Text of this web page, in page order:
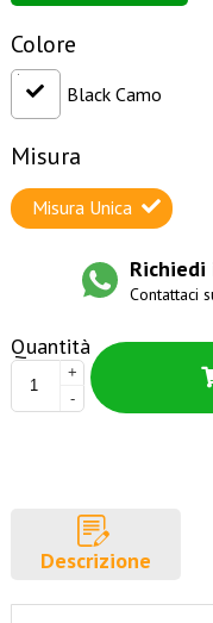
Colore
Black Camo
Misura
Misura Unica
Contattaci
Quantità
+
-
Descrizione